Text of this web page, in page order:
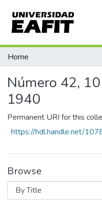
Communities & Collections
All of DSpace
Home
Número 42,
1940
Permanent URI for this
https://hdl.handle.net/
Browse